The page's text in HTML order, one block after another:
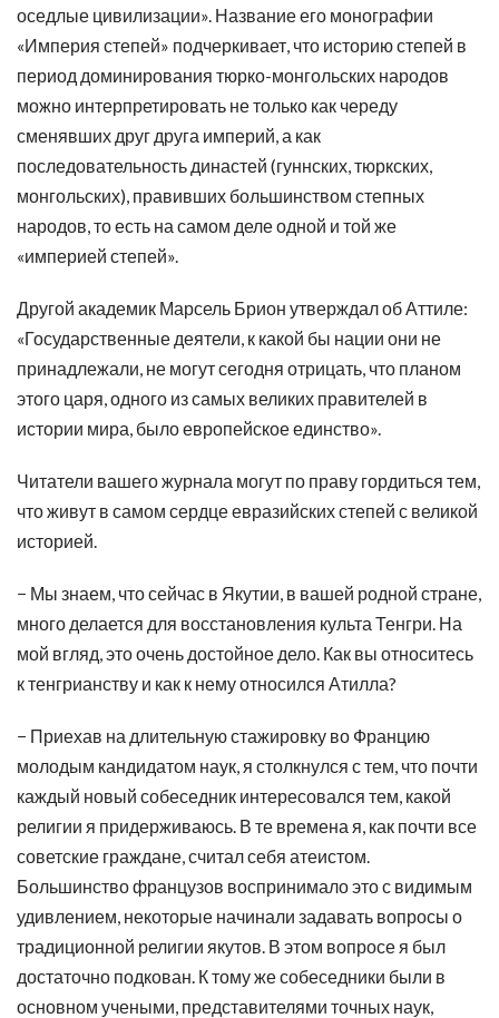
оседлые цивилизации». Название его монографии
«Империя степей» подчеркивает, что историю степей в
период доминирования тюрко-монгольских народов
можно интерпретировать не только как череду
сменявших друг друга империй, а как
последовательность династей (гуннских, тюркских,
монгольских), правивших большинством степных
народов, то есть на самом деле одной и той же
«империей степей».
Другой академик Марсель Брион утверждал об Аттиле:
«Государственные деятели, к какой бы нации они не
принадлежали, не могут сегодня отрицать, что планом
этого царя, одного из самых великих правителей в
истории мира, было европейское единство».
Читатели вашего журнала могут по праву гордиться тем,
что живут в самом сердце евразийских степей с великой
историей.
− Мы знаем, что сейчас в Якутии, в вашей родной стране,
много делается для восстановления культа Тенгри. На
мой вгляд, это очень достойное дело. Как вы относитесь
к тенгрианству и как к нему относился Атилла?
− Приехав на длительную стажировку во Францию
молодым кандидатом наук, я столкнулся с тем, что почти
каждый новый собеседник интересовался тем, какой
религии я придерживаюсь. В те времена я, как почти все
советские граждане, считал себя атеистом.
Большинство французов воспринимало это с видимым
удивлением, некоторые начинали задавать вопросы о
традиционной религии якутов. В этом вопросе я был
достаточно подкован. К тому же собеседники были в
основном учеными, представителями точных наук,